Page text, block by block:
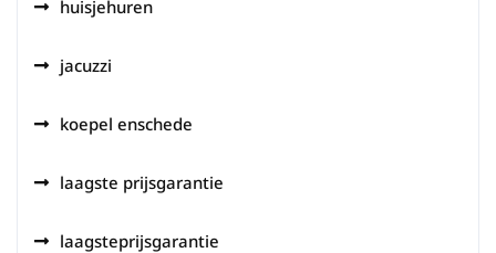
huisjehuren
jacuzzi
koepel enschede
laagste prijsgarantie
laagsteprijsgarantie